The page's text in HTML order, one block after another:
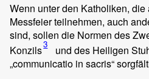
Wenn unter den Katholiken,
Messfeier teilnehmen, auch
sind, sollen die Normen des
Konzils3 und des Heiligen
„communicatio in sacris“